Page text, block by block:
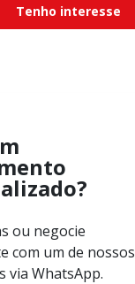
Tenho interesse
ou negocie
com um de nossos
via WhatsApp.